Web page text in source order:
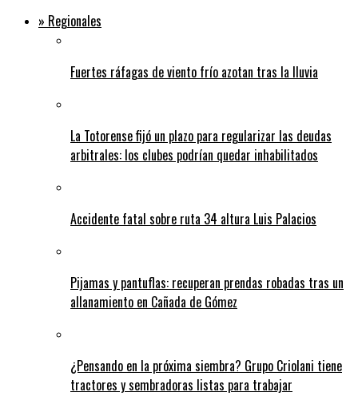
» Regionales
Fuertes ráfagas de viento frío azotan tras la lluvia
La Totorense fijó un plazo para regularizar las deudas
arbitrales: los clubes podrían quedar inhabilitados
Accidente fatal sobre ruta 34 altura Luis Palacios
Pijamas y pantuflas: recuperan prendas robadas tras un
allanamiento en Cañada de Gómez
¿Pensando en la próxima siembra? Grupo Criolani tiene
tractores y sembradoras listas para trabajar